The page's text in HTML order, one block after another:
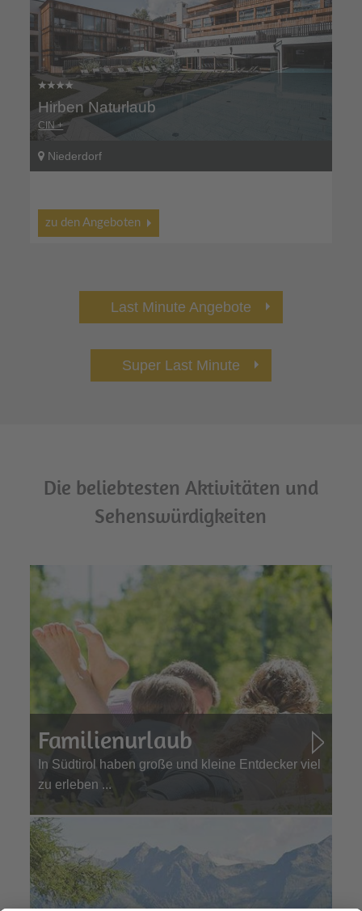
Hirben Naturlaub
CIN +
Niederdorf
zu den Angeboten
Last Minute Angebote
Super Last Minute
Die beliebtesten Aktivitäten und
Sehenswürdigkeiten
Familienurlaub
In Südtirol haben große und kleine Entdecker viel
zu erleben ...